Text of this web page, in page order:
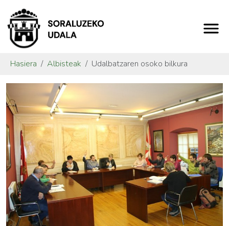
Hasiera Albisteak Udalbatzaren osoko bilkura